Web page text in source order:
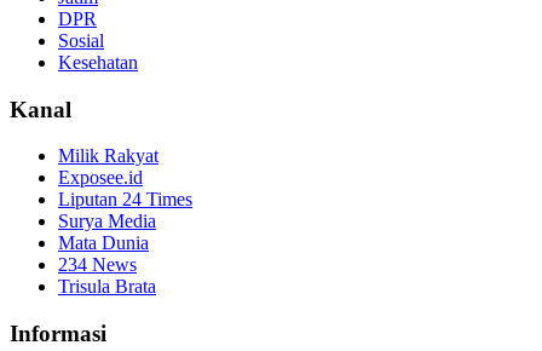
DPR
Sosial
Kesehatan
Kanal
Milik Rakyat
Exposee.id
Liputan 24 Times
Surya Media
Mata Dunia
234 News
Trisula Brata
Informasi